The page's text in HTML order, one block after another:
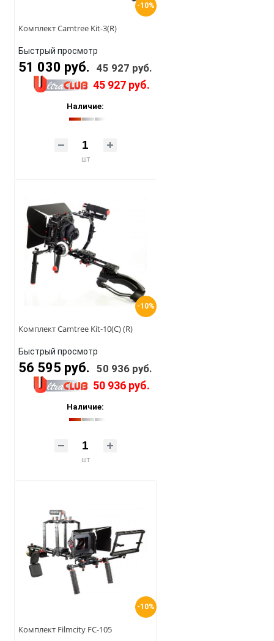
-10%
Комплект Camtree Kit-3(R)
Быстрый просмотр
51 030 руб. 45 927 руб.
45 927 руб.
Наличие:
шт
-10%
Комплект Camtree Kit-10(C) (R)
Быстрый просмотр
56 595 руб. 50 936 руб.
50 936 руб.
Наличие:
шт
-10%
Комплект Filmcity FC-105